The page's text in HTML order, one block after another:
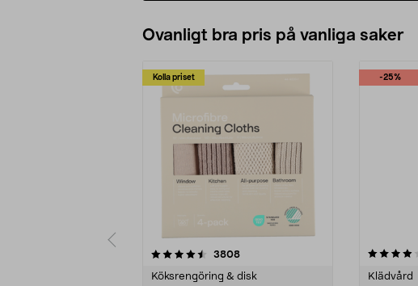
Ovanligt bra pris på vanliga saker
Kolla priset
3808recensioner
Köksrengöring & disk
-25%
4.0av 5 stjärnor
Klädvård